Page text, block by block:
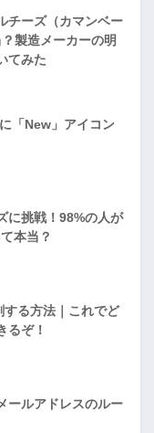
チーズ（カマンベー
製造メーカーの明
てみた
「New」アイコン
に挑戦！98%の人が
本当？
る方法｜これでど
るぞ！
ールアドレスのルー